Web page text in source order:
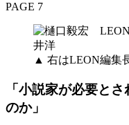
PAGE 7
▲ 右はLEON編集
「小説家が必要と
のか」